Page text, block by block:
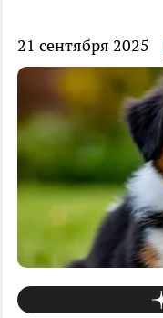
21 сентября 2025